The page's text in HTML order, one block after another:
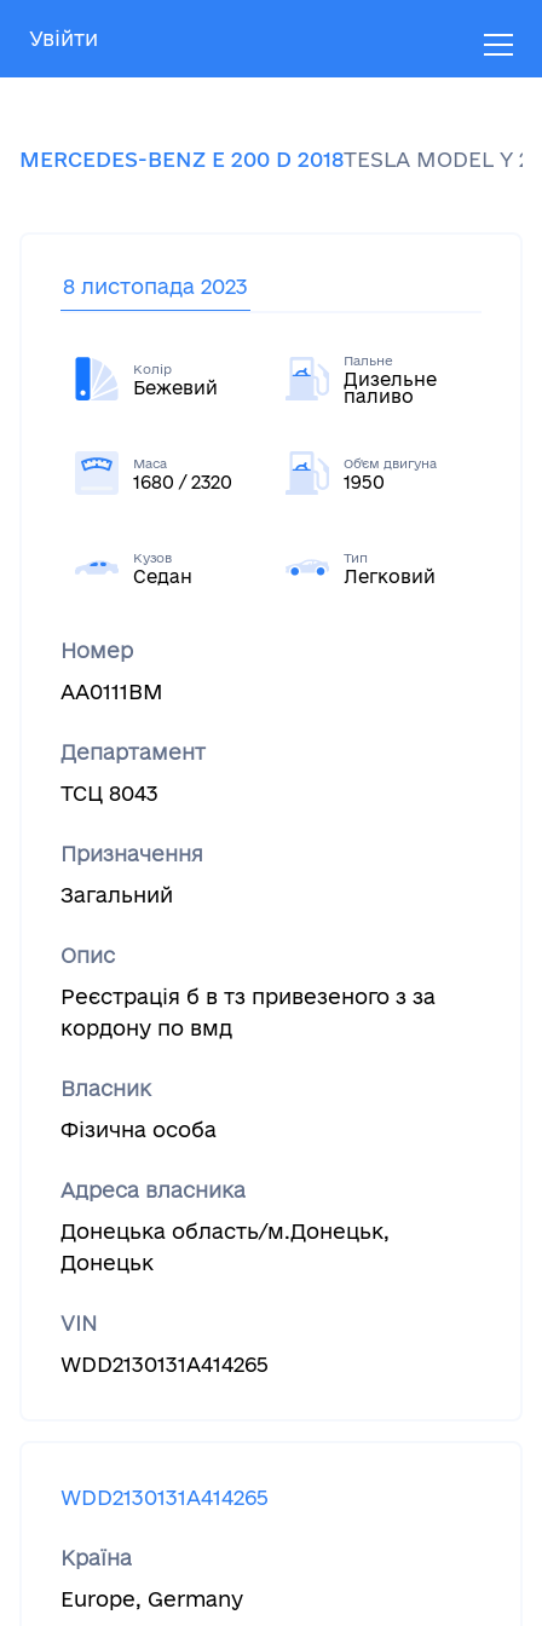
Увійти
MERCEDES-BENZ E 200 D 2018TESLA MODEL Y
8 листопада 2023
Колір
Бежевий
Пальне
Дизельне
паливо
Маса
1680 / 2320
Об'єм двигуна
1950
Кузов
Седан
Тип
Легковий
Номер
АА0111ВМ
Департамент
ТСЦ 8043
Призначення
Загальний
Опис
Реєстрацiя б в тз привезеного з за
кордону по вмд
Власник
Фізична особа
Адреса власника
Донецька область/м.Донецьк,
Донецьк
VIN
WDD2130131A414265
WDD2130131A414265
Країна
Europe, Germany